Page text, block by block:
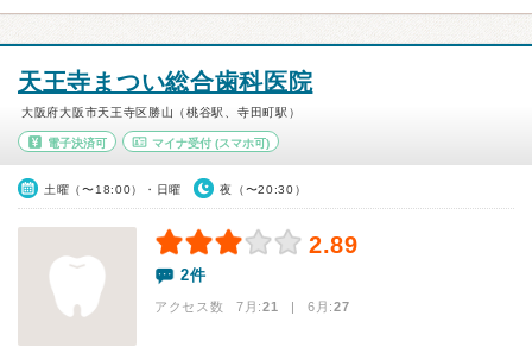
天王寺まつい総合歯科医院
大阪府大阪市天王寺区勝山（桃谷駅、寺田町駅）
電子決済可 マイナ受付(スマホ可)
土曜（〜18:00）・日曜 夜（〜20:30）
2.89
2件
アクセス数 7月:21 | 6月:27